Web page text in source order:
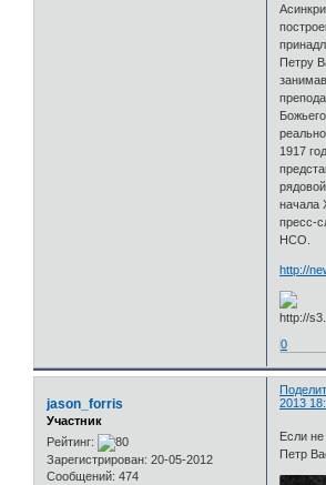
Петру
1917
начала
пресс-
НСО.
http://
0
2013
jason_forris
Участник
Рейтинг:
Зарегистрирован: 20-05-2012
Сообщений: 474
Если
Петр